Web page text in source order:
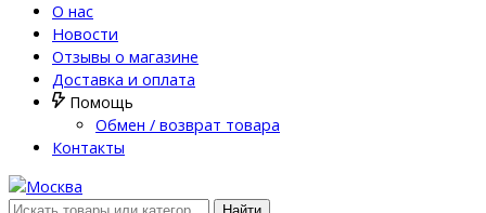
О нас
Новости
Отзывы о магазине
Доставка и оплата
Помощь
Обмен / возврат товара
Контакты